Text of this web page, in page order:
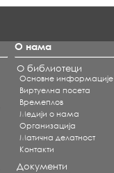
О нама
О библиотеци
Основне информације
Виртуелна посета
Времеплов
Медији о нама
Организација
Матична делатност
Контакти
Документи